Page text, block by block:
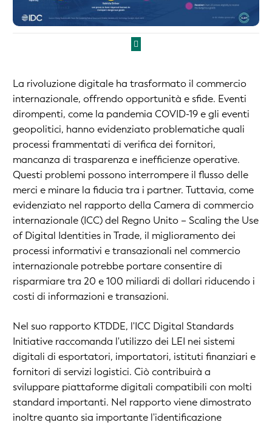
La rivoluzione digitale ha trasformato il commercio
internazionale, offrendo opportunità e sfide. Eventi
dirompenti, come la pandemia COVID-19 e gli eventi
geopolitici, hanno evidenziato problematiche quali
processi frammentati di verifica dei fornitori,
mancanza di trasparenza e inefficienze operative.
Questi problemi possono interrompere il flusso delle
merci e minare la fiducia tra i partner. Tuttavia, come
evidenziato nel rapporto della Camera di commercio
internazionale (ICC) del Regno Unito – Scaling the Use
of Digital Identities in Trade, il miglioramento dei
processi informativi e transazionali nel commercio
internazionale potrebbe portare consentire di
risparmiare tra 20 e 100 miliardi di dollari riducendo i
costi di informazioni e transazioni.
Nel suo rapporto KTDDE, l'ICC Digital Standards
Initiative raccomanda l'utilizzo dei LEI nei sistemi
digitali di esportatori, importatori, istituti finanziari e
fornitori di servizi logistici. Ciò contribuirà a
sviluppare piattaforme digitali compatibili con molti
standard importanti. Nel rapporto viene dimostrato
inoltre quanto sia importante l'identificazione